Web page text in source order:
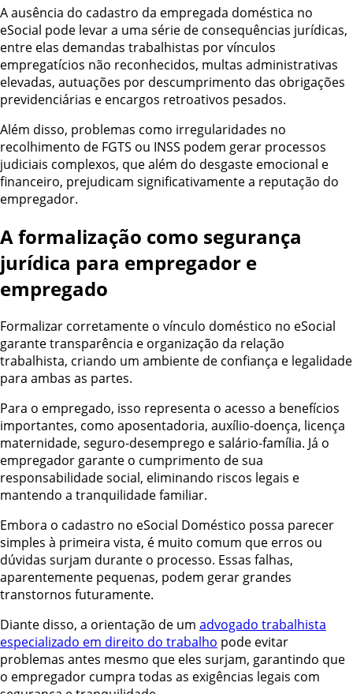
A ausência do cadastro da empregada doméstica no
eSocial pode levar a uma série de consequências jurídicas,
entre elas demandas trabalhistas por vínculos
empregatícios não reconhecidos, multas administrativas
elevadas, autuações por descumprimento das obrigações
previdenciárias e encargos retroativos pesados.
Além disso, problemas como irregularidades no
recolhimento de FGTS ou INSS podem gerar processos
judiciais complexos, que além do desgaste emocional e
financeiro, prejudicam significativamente a reputação do
empregador.
A formalização como segurança
jurídica para empregador e
empregado
Formalizar corretamente o vínculo doméstico no eSocial
garante transparência e organização da relação
trabalhista, criando um ambiente de confiança e legalidade
para ambas as partes.
Para o empregado, isso representa o acesso a benefícios
importantes, como aposentadoria, auxílio-doença, licença
maternidade, seguro-desemprego e salário-família. Já o
empregador garante o cumprimento de sua
responsabilidade social, eliminando riscos legais e
mantendo a tranquilidade familiar.
Embora o cadastro no eSocial Doméstico possa parecer
simples à primeira vista, é muito comum que erros ou
dúvidas surjam durante o processo. Essas falhas,
aparentemente pequenas, podem gerar grandes
transtornos futuramente.
Diante disso, a orientação de um advogado trabalhista
especializado em direito do trabalho pode evitar
problemas antes mesmo que eles surjam, garantindo que
o empregador cumpra todas as exigências legais com